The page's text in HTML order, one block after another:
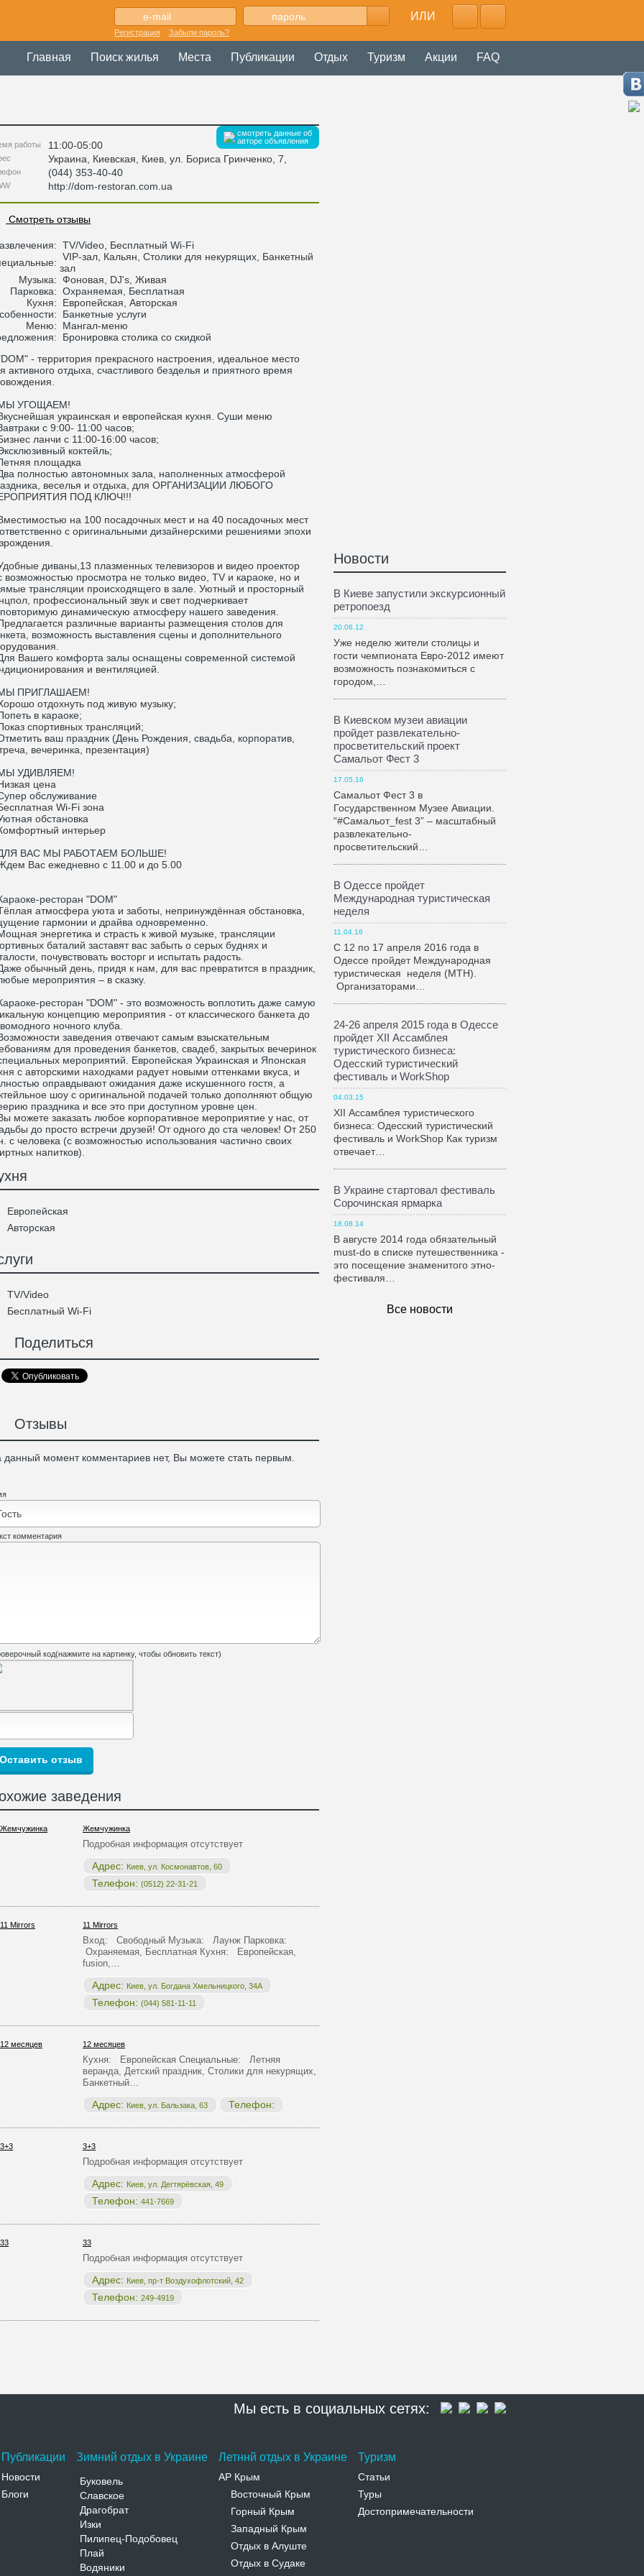
ИЛИ
Регистрация Забыли пароль?
Главная Поиск жилья Места Публикации Отдых Туризм Акции FAQ
смотреть данные об
авторе объявления
работы 11:00-05:00
Украина Киевская , Киев, ул. Бориса Гринченко, 7
(044) 353-40-40
http://dom-restoran.com.ua
Смотреть отзывы
TV/Video, Бесплатный Wi-Fi
VIP-зал, Кальян, Столики для некурящих, Банкетный
зал
Музыка: Фоновая, DJ's, Живая
Парковка: Охраняемая, Бесплатная
Кухня:
Европейская, Авторская
Банкетные услуги
Меню:
Мангал-меню
Бронировка столика со скидкой
- территория прекрасного настроения, идеальное место
активного отдыха, счастливого безделья и приятного время
УГОЩАЕМ!
украинская и европейская кухня. Суши меню
с 9:00- 11:00 часов;
ланчи с 11:00-16:00 часов;
коктейль;
площадка
полностью автономных зала, наполненных атмосферой
веселья и отдыха, для ОРГАНИЗАЦИИ ЛЮБОГО
ПОД КЛЮЧ!!!
на 100 посадочных мест и на 40 посадочных мест
с оригинальными дизайнерскими решениями эпохи
диваны,13 плазменных телевизоров и видео проектор
просмотра не только видео, TV и караоке, но и
трансляции происходящего в зале. Уютный и просторный
профессиональный звук и свет подчеркивает
динамическую атмосферу нашего заведения.
различные варианты размещения столов для
возможность выставления сцены и дополнительного
Вашего комфорта залы оснащены современной системой
и вентиляцией.
ПРИГЛАШАЕМ!
отдохнуть под живую музыку;
в караоке;
спортивных трансляций;
ваш праздник (День Рождения, свадьба, корпоратив,
вечеринка, презентация)
УДИВЛЯЕМ!
цена
обслуживание
Wi-Fi зона
обстановка
интерьер
ВАС МЫ РАБОТАЕМ БОЛЬШЕ!
Вас ежедневно с 11.00 и до 5.00
ресторан "DOM"
атмосфера уюта и заботы, непринуждённая обстановка,
гармонии и драйва одновременно.
энергетика и страсть к живой музыке, трансляции
баталий заставят вас забыть о серых буднях и
почувствовать восторг и испытать радость.
обычный день, придя к нам, для вас превратится в праздник,
мероприятия – в сказку.
ресторан "DOM" - это возможность воплотить даже самую
концепцию мероприятия - от классического банкета до
ночного клуба.
заведения отвечают самым взыскательным
для проведения банкетов, свадеб, закрытых вечеринок
мероприятий. Европейская Украинская и Японская
с авторскими находками радует новыми оттенками вкуса, и
оправдывают ожидания даже искушенного гостя, а
шоу с оригинальной подачей только дополняют общую
праздника и все это при доступном уровне цен.
можете заказать любое корпоративное мероприятие у нас, от
до просто встречи друзей! От одного до ста человек! От 250
с человека (с возможностью использования частично своих
напитков).
Европейская
Авторская
TV/Video
Бесплатный Wi-Fi
Поделиться
Отзывы
данный момент комментариев нет, Вы можете стать первым.
комментария
код(нажмите на картинку, чтобы обновить текст)
заведения
Жемчужинка
Подробная информация отсутствует
Адрес: Киев, ул. Космонавтов, 60
Телефон: (0512) 22-31-21
11 Mirrors
Вход: Свободный Музыка: Лаунж Парковка:
Охраняемая, Бесплатная Кухня: Европейская,
fusion,…
Адрес: Киев, ул. Богдана Хмельницкого, 34А
Телефон: (044) 581-11-11
12 месяцев
Кухня: Европейская Специальные: Летняя
веранда, Детский праздник, Столики для некурящих,
Банкетный…
Адрес: Киев, ул. Бальзака, 63 Телефон:
3+3
Подробная информация отсутствует
Адрес: Киев, ул. Дегтярёвская, 49
Телефон: 441-7669
33
Подробная информация отсутствует
Адрес: Киев, пр-т Воздухофлотский, 42
Телефон: 249-4919
Новости
В Киеве запустили экскурсионный
ретропоезд
20.06.12
Уже неделю жители столицы и
гости чемпионата Евро-2012 имеют
возможность познакомиться с
городом,…
В Киевском музеи авиации
пройдет развлекательно-
просветительский проект
Самальот Фест 3
17.05.16
Самальот Фест 3 в
Государственном Музее Авиации.
“#Самальот_fest 3” – масштабный
развлекательно-
просветительский…
В Одессе пройдет
Международная туристическая
неделя
11.04.16
С 12 по 17 апреля 2016 года в
Одессе пройдет Международная
туристическая неделя (МТН).
Организаторами…
24-26 апреля 2015 года в Одессе
пройдет XII Ассамблея
туристического бизнеса:
Одесский туристический
фестиваль и WorkShop
04.03.15
XII Ассамблея туристического
бизнеса: Одесский туристический
фестиваль и WorkShop Как туризм
отвечает…
В Украине стартовал фестиваль
Сорочинская ярмарка
18.08.14
В августе 2014 года обязательный
must-do в списке путешественника -
это посещение знаменитого этно-
фестиваля…
Все новости
Мы есть в социальных сетях:
Публикации
Новости
Блоги
Зимний отдых в Украине
Буковель
Славское
Драгобрат
Изки
Пилипец-Подобовец
Плай
Водяники
Летннй отдых в Украине
АР Крым
Восточный Крым
Горный Крым
Западный Крым
Отдых в Алуште
Отдых в Судаке
Туризм
Статьи
Туры
Достопримечательности